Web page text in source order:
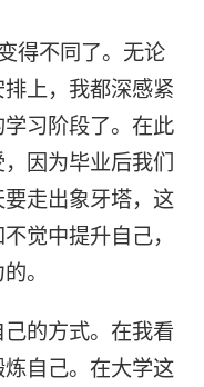
得不同了。无论
上，我都深感紧
习阶段了。在此
因为毕业后我们
走出象牙塔，这
觉中提升自己，
。
的方式。在我看
自己。在大学这